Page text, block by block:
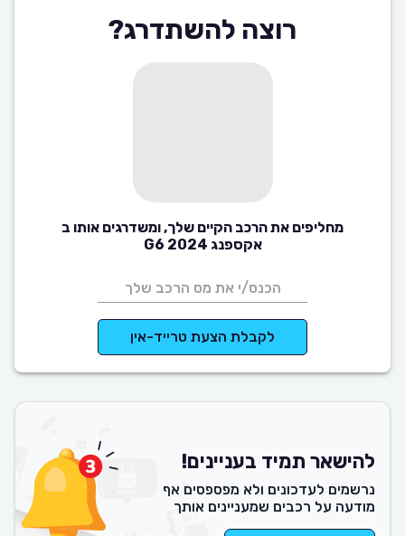
רוצה להשתדרג?
מחליפים את הרכב הקיים שלך, ומשדרגים אותו ב
אקספנג G6 2024
לקבלת הצעת טרייד-אין
להישאר תמיד בעניינים!
נרשמים לעדכונים ולא מפספסים אף
מודעה על רכבים שמעניינים אותך